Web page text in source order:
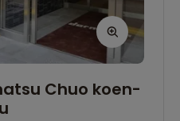
Chuo koen-